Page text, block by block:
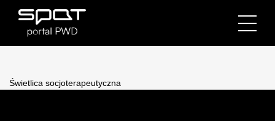
Świetlica socjoterapeutyczna